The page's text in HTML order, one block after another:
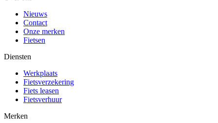
Nieuws
Contact
Onze merken
Fietsen
Diensten
Werkplaats
Fietsverzekering
Fiets leasen
Fietsverhuur
Merken